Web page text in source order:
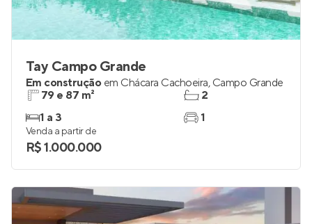
Tay Campo Grande
Em construção em Chácara Cachoeira, Campo Grande
79 e 87 m²
1 a 3
2
1
Venda a partir de
R$ 1.000.000